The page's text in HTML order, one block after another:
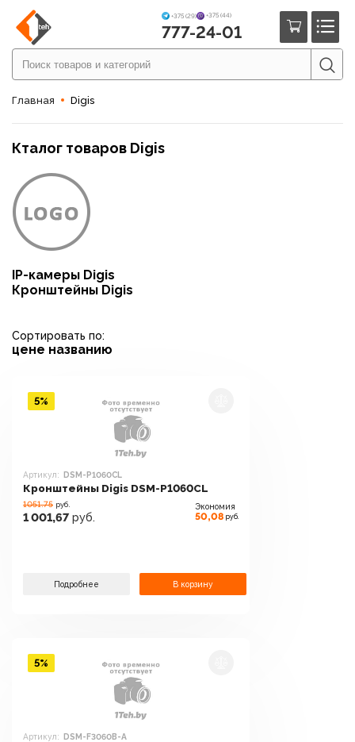
+375 (29) +375 (44)
777-24-01
Главная Digis
Кталог товаров Digis
IP-камеры Digis
Кронштейны Digis
Сортировать по:
цене названию
Артикул: DSM-P1060CL
Кронштейны Digis DSM-P1060CL
1051.75 руб.
1 001,67 руб.
Экономия
50,08 руб.
Подробнее В корзину
5%
Артикул: DSM-F3060B-A
5%